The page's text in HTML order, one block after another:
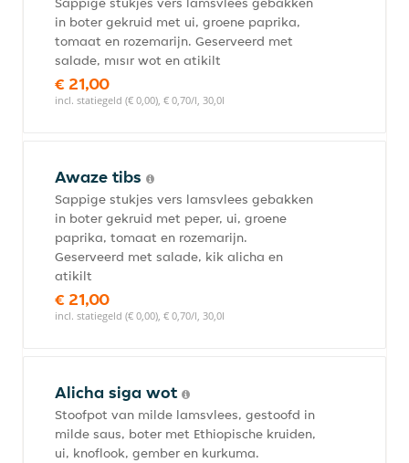
in boter gekruid met ui, groene paprika,
tomaat en rozemarijn. Geserveerd met
salade, mısır wot en atikilt
€ 21,00
incl. statiegeld (€ 0,00), € 0,70/l, 30,0l
Awaze tibs
Sappige stukjes vers lamsvlees gebakken
in boter gekruid met peper, ui, groene
paprika, tomaat en rozemarijn.
Geserveerd met salade, kik alicha en
atikilt
€ 21,00
incl. statiegeld (€ 0,00), € 0,70/l, 30,0l
Alicha siga wot
Stoofpot van milde lamsvlees, gestoofd in
milde saus, boter met Ethiopische kruiden,
ui, knoflook, gember en kurkuma.